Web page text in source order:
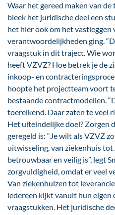
Waar het gereed maken van
bleek het juridische deel een
het hier ook om het vastleggen
verantwoord­elijkheden ging.
vraagstuk in dit traject. Wie
heeft VZVZ? Hoe betrek je de
inkoop- en
hoopte het project­team voort
bestaan­de contractmodellen.
toereikend. Daar zaten te veel
Het uiteindelijke doel? Zorgen
geregeld is: “Je wilt als VZVZ
uitwisseling, van ziekenhuis tot
betrouwbaar en veilig is”, legt
zorgvuldigheid, omdat er veel
Van zieken­huizen tot
iedereen kijkt vanuit hun eigen
vraagstukken. Het juridische